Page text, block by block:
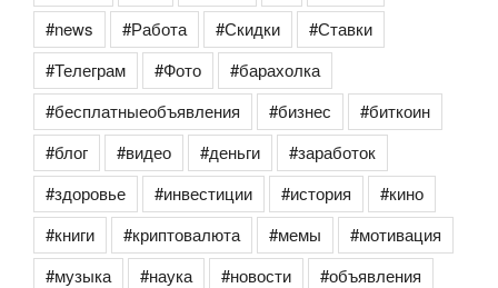
#news
#Работа #Скидки
#Ставки
#Телеграм
#Фото
#барахолка
#бесплатныеобъявления
#бизнес
#биткоин
#блог
#видео #деньги
#заработок
#здоровье
#инвестиции #история
#кино
#книги
#криптовалюта #мемы
#мотивация
#музыка
#наука #новости
#объявления